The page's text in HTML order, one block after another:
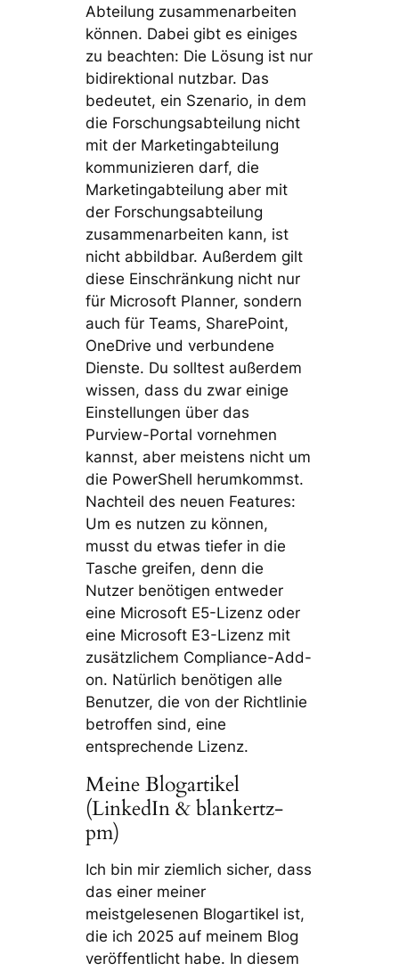
Abteilung zusammenarbeiten
können. Dabei gibt es einiges
zu beachten: Die Lösung ist nur
bidirektional nutzbar. Das
bedeutet, ein Szenario, in dem
die Forschungsabteilung nicht
mit der Marketingabteilung
kommunizieren darf, die
Marketingabteilung aber mit
der Forschungsabteilung
zusammenarbeiten kann, ist
nicht abbildbar. Außerdem gilt
diese Einschränkung nicht nur
für Microsoft Planner, sondern
auch für Teams, SharePoint,
OneDrive und verbundene
Dienste. Du solltest außerdem
wissen, dass du zwar einige
Einstellungen über das
Purview-Portal vornehmen
kannst, aber meistens nicht um
die PowerShell herumkommst.
Nachteil des neuen Features:
Um es nutzen zu können,
musst du etwas tiefer in die
Tasche greifen, denn die
Nutzer benötigen entweder
eine Microsoft E5-Lizenz oder
eine Microsoft E3-Lizenz mit
zusätzlichem Compliance-Add-
on. Natürlich benötigen alle
Benutzer, die von der Richtlinie
betroffen sind, eine
entsprechende Lizenz.
Meine Blogartikel
(LinkedIn & blankertz-
pm)
Ich bin mir ziemlich sicher, dass
das einer meiner
meistgelesenen Blogartikel ist,
die ich 2025 auf meinem Blog
veröffentlicht habe. In diesem